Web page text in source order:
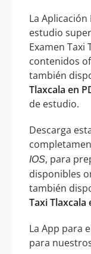
La
estudio
Examen Taxi
contenidos
también
Tlaxcala en
de estudio.
Descarga
IOS, para
disponibles
también
Taxi Tlaxcala
La App para
para